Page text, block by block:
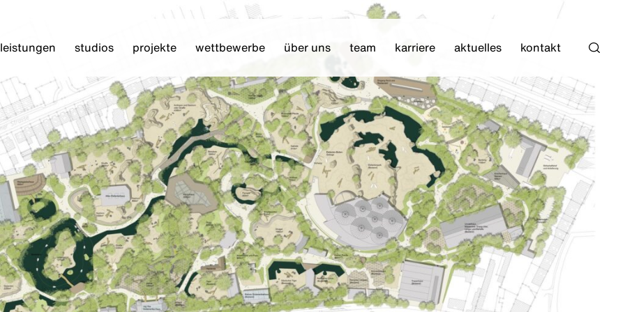
leistungen studios projekte wettbewerbe über uns team karriere aktuelles kontakt